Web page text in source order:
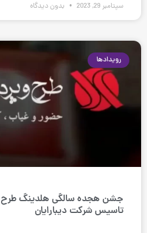
سپتامبر 29, 2023 بدون دیدگاه
رویدادها
جشن هجده سالگی هلدینگ طرح
تاسیس شرکت دیبارایان